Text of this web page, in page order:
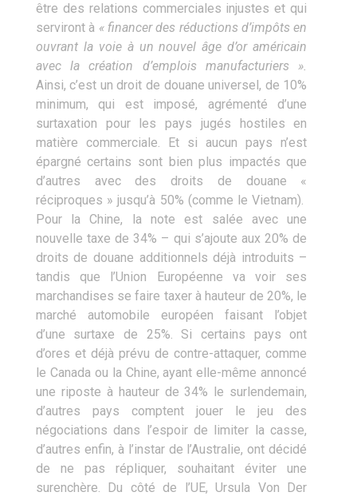
être des relations commerciales injustes et qui
serviront à « financer des réductions d’impôts en
ouvrant la voie à un nouvel âge d’or américain
avec la création d’emplois manufacturiers ».
Ainsi, c’est un droit de douane universel, de 10%
minimum, qui est imposé, agrémenté d’une
surtaxation pour les pays jugés hostiles en
matière commerciale. Et si aucun pays n’est
épargné certains sont bien plus impactés que
d’autres avec des droits de douane «
réciproques » jusqu’à 50% (comme le Vietnam).
Pour la Chine, la note est salée avec une
nouvelle taxe de 34% – qui s’ajoute aux 20% de
droits de douane additionnels déjà introduits –
tandis que l’Union Européenne va voir ses
marchandises se faire taxer à hauteur de 20%, le
marché automobile européen faisant l’objet
d’une surtaxe de 25%. Si certains pays ont
d’ores et déjà prévu de contre-attaquer, comme
le Canada ou la Chine, ayant elle-même annoncé
une riposte à hauteur de 34% le surlendemain,
d’autres pays comptent jouer le jeu des
négociations dans l’espoir de limiter la casse,
d’autres enfin, à l’instar de l’Australie, ont décidé
de ne pas répliquer, souhaitant éviter une
surenchère. Du côté de l’UE, Ursula Von Der